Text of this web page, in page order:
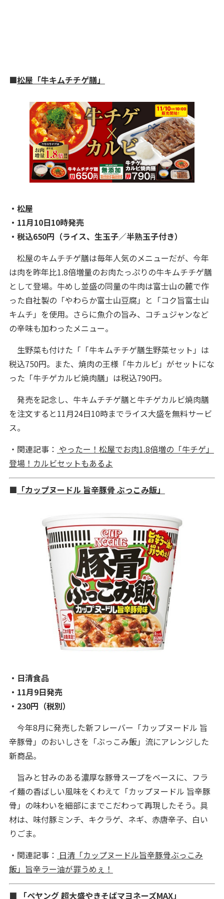
■松屋「牛キムチチゲ膳」
・松屋
・11月10日10時発売
・税込650円（ライス、生玉子／半熟玉子付き）
松屋のキムチチゲ膳は毎年人気のメニューだが、今年
は肉を昨年比1.8倍増量のお肉たっぷりの牛キムチチゲ膳
として登場。牛めし並盛の同量の牛肉は富士山の麓で作
った自社製の「やわらか富士山豆腐」と「コク旨富士山
キムチ」を使用。さらに魚介の旨み、コチュジャンなど
の辛味も加わったメニュー。
生野菜も付けた「「牛キムチチゲ膳生野菜セット」は
税込750円。また、焼肉の王様「牛カルビ」がセットにな
った「牛チゲカルビ焼肉膳」は税込790円。
発売を記念し、牛キムチチゲ膳と牛チゲカルビ焼肉膳
を注文すると11月24日10時までライス大盛を無料サービ
ス。
・関連記事： やったー！松屋でお肉1.8倍増の「牛チゲ」
登場！カルビセットもあるよ
■ 「カップヌードル 旨辛豚骨 ぶっこみ飯」
・日清食品
・11月9日発売
・230円（税別）
今年8月に発売した新フレーバー「カップヌードル 旨
辛豚骨」のおいしさを「ぶっこみ飯」流にアレンジした
新商品。
旨みと甘みのある濃厚な豚骨スープをベースに、フラ
イ麺の香ばしい風味をくわえて「カップヌードル 旨辛豚
骨」の味わいを細部にまでこだわって再現したそう。具
材は、味付豚ミンチ、キクラゲ、ネギ、赤唐辛子、白い
りごま。
・関連記事： 日清「カップヌードル旨辛豚骨ぶっこみ
飯」旨辛ラー油が罪うめぇ！
■ 「ペヤング 超大盛やきそばマヨネーズMAX」